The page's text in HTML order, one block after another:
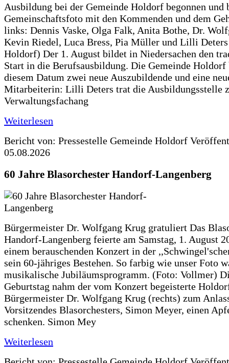
Ausbildung bei der Gemeinde Holdorf begonnen und
Gemeinschaftsfoto mit den Kommenden und dem
links: Dennis Vaske, Olga Falk, Anita Bothe, Dr.
Kevin Riedel, Luca Bress, Pia Müller und Lilli
Holdorf) Der 1. August bildet in Niedersachen den
Start in die Berufsausbildung. Die Gemeinde Holdorf
diesem Datum zwei neue Auszubildende und eine
Mitarbeiterin: Lilli Deters trat die Ausbildungsstelle
Verwaltungsfachang
Weiterlesen
Bericht von: Pressestelle Gemeinde Holdorf
05.08.2026
60 Jahre Blasorchester Handorf-Langenberg
Bürgermeister Dr. Wolfgang Krug gratuliert Das
Handorf-Langenberg feierte am Samstag, 1. August
einem berauschenden Konzert in der
sein 60-jähriges Bestehen. So farbig wie unser Foto
musikalische Jubiläumsprogramm. (Foto: Vollmer)
Geburtstag nahm der vom Konzert begeisterte
Bürgermeister Dr. Wolfgang Krug (rechts) zum
Vorsitzendes Blasorchesters, Simon Meyer, einen
schenken. Simon Mey
Weiterlesen